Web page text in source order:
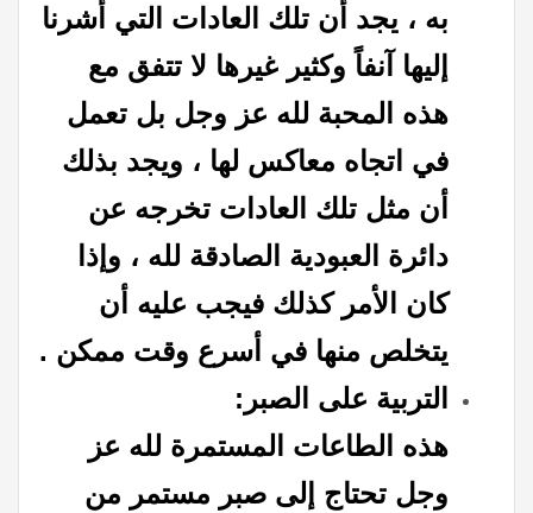
به ، يجد أن تلك العادات التي أشرنا
إليها آنفاً وكثير غيرها لا تتفق مع
هذه المحبة لله عز وجل بل تعمل
في اتجاه معاكس لها ، ويجد بذلك
أن مثل تلك العادات تخرجه عن
دائرة العبودية الصادقة لله ، وإذا
كان الأمر كذلك فيجب عليه أن
يتخلص منها في أسرع وقت ممكن .
التربية على الصبر:
هذه الطاعات المستمرة لله عز
وجل تحتاج إلى صبر مستمر من